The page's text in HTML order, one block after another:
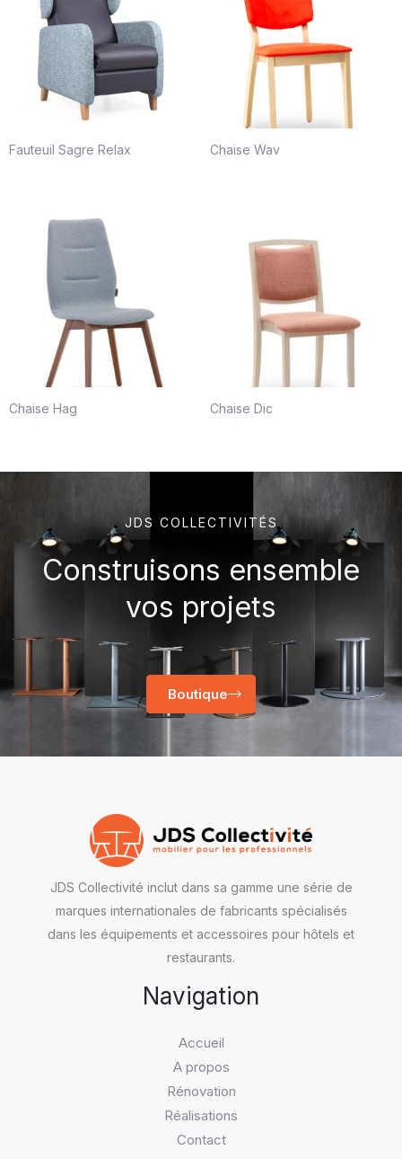
Fauteuil Sagre Relax Chaise Wav
Chaise Hag Chaise Dic
JDS COLLECTIVITÉS
Construisons ensemble
vos projets
Boutique
JDS Collectivité inclut dans sa gamme une série de
marques internationales de fabricants spécialisés
dans les équipements et accessoires pour hôtels et
restaurants.
Navigation
Accueil
A propos
Rénovation
Réalisations
Contact